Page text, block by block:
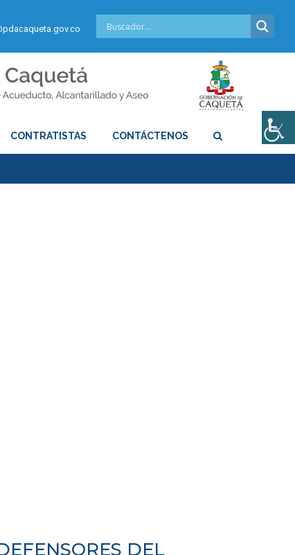
CONTRATISTAS CONTÁCTENOS
DEL